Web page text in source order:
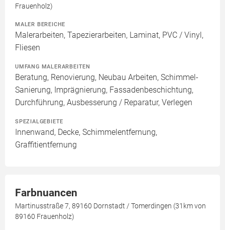
Frauenholz)
MALER BEREICHE
Malerarbeiten, Tapezierarbeiten, Laminat, PVC / Vinyl,
Fliesen
UMFANG MALERARBEITEN
Beratung, Renovierung, Neubau Arbeiten, Schimmel-
Sanierung, Imprägnierung, Fassadenbeschichtung,
Durchführung, Ausbesserung / Reparatur, Verlegen
SPEZIALGEBIETE
Innenwand, Decke, Schimmelentfernung,
Graffitientfernung
Farbnuancen
Martinusstraße 7, 89160 Dornstadt / Tomerdingen (31km von
89160 Frauenholz)